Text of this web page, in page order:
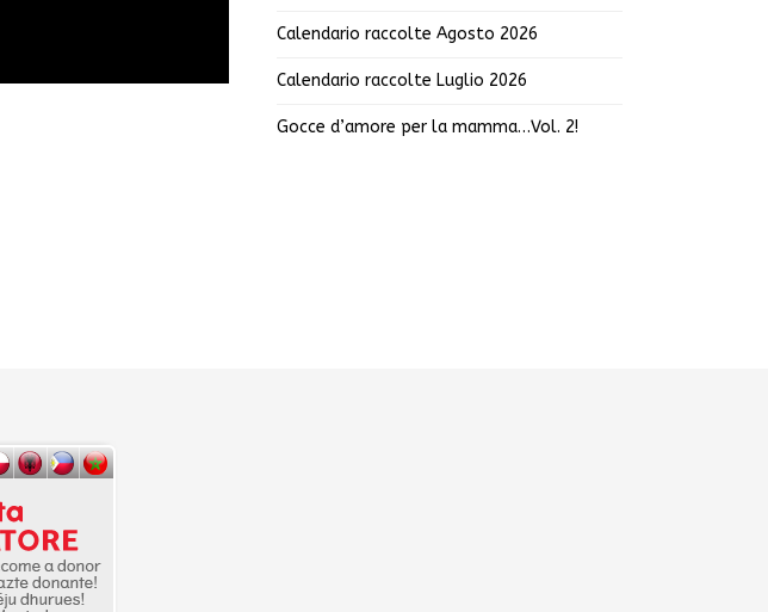
Calendario raccolte Agosto 2026
Calendario raccolte Luglio 2026
Gocce d’amore per la mamma…Vol. 2!